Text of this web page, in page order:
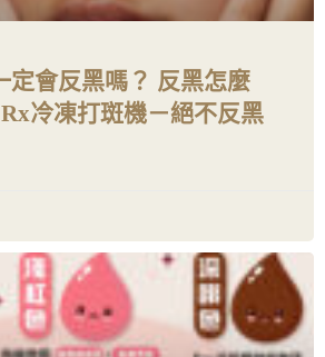
定會反黑嗎？ 反黑怎麼
冷凍打斑機－絕不反黑